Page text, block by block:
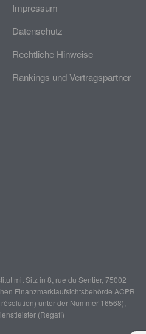
Impressum
Datenschutz
Rechtliche Hinweise
Rankings und Vertragspartner
mit Sitz in 8, rue du Sentier, 75002
Finanzmarktaufsichtsbehörde ACPR
unter der Nummer 16568),
(Regafi)